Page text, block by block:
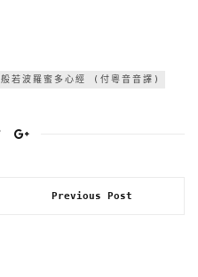
般若波羅蜜多心經 (付粵音音譯)
Previous Post